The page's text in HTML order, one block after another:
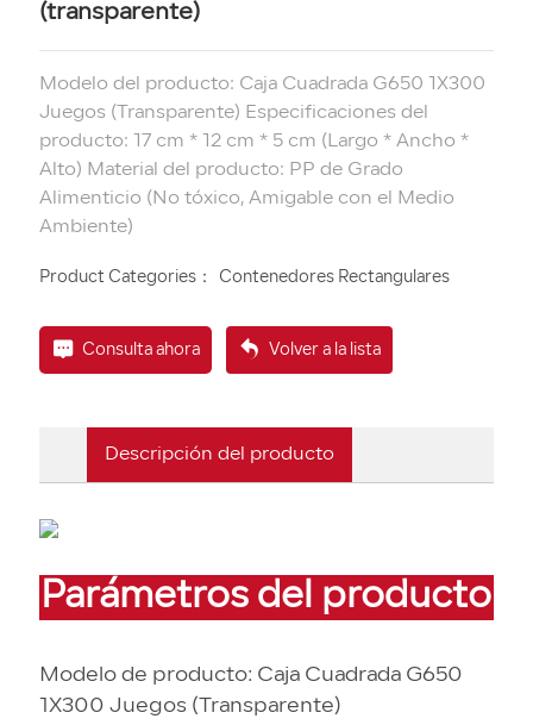
(transparente)
Modelo del producto: Caja Cuadrada G650 1X300
Juegos (Transparente) Especificaciones del
producto: 17 cm * 12 cm * 5 cm (Largo * Ancho *
Alto) Material del producto: PP de Grado
Alimenticio (No tóxico, Amigable con el Medio
Product Categories： Contenedores Rectangulares
Consulta ahora Volver a la lista
Descripción del producto
Parámetros del producto
Modelo de producto: Caja Cuadrada G650
1X300 Juegos (Transparente)